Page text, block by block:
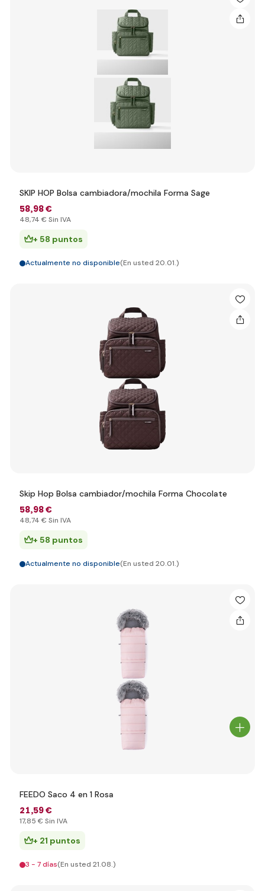
SKIP HOP Bolsa cambiadora/mochila Forma Sage
58,98 €
48,74 € Sin IVA
+ 58 puntos
Actualmente no disponible(En usted 20.01.)
Skip Hop Bolsa cambiador/mochila Forma Chocolate
58,98 €
48,74 € Sin IVA
+ 58 puntos
Actualmente no disponible(En usted 20.01.)
FEEDO Saco 4 en 1 Rosa
21,59 €
17,85 € Sin IVA
+ 21 puntos
3 - 7 días(En usted 21.08.)